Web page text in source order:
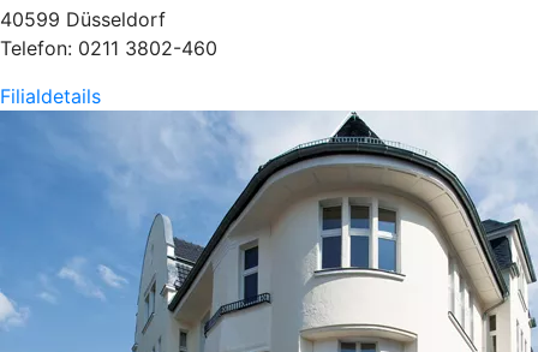
40599 Düsseldorf
Telefon: 0211 3802-460
Filialdetails